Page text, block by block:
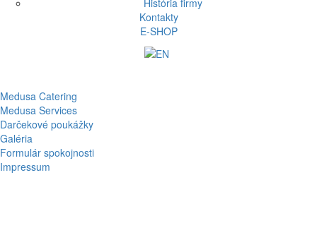
Kontakty
E-SHOP
Medusa Catering
Medusa Services
Darčekové poukážky
Galéria
Formulár spokojnosti
Impressum